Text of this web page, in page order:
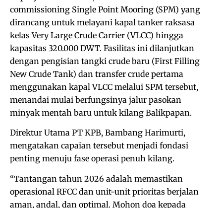
commissioning Single Point Mooring (SPM) yang
dirancang untuk melayani kapal tanker raksasa
kelas Very Large Crude Carrier (VLCC) hingga
kapasitas 320.000 DWT. Fasilitas ini dilanjutkan
dengan pengisian tangki crude baru (First Filling
New Crude Tank) dan transfer crude pertama
menggunakan kapal VLCC melalui SPM tersebut,
menandai mulai berfungsinya jalur pasokan
minyak mentah baru untuk kilang Balikpapan.
Direktur Utama PT KPB, Bambang Harimurti,
mengatakan capaian tersebut menjadi fondasi
penting menuju fase operasi penuh kilang.
“Tantangan tahun 2026 adalah memastikan
operasional RFCC dan unit-unit prioritas berjalan
aman, andal, dan optimal. Mohon doa kepada